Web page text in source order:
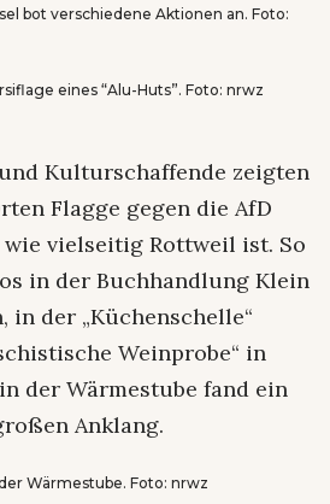
bot verschiedene Aktionen an. Foto:
eines “Alu-Huts”. Foto: nrwz
Kulturschaffende zeigten
Flagge gegen die AfD
vielseitig Rottweil ist. So
in der Buchhandlung Klein
in der „Küchenschelle“
Weinprobe“ in
der Wärmestube fand ein
Anklang.
Wärmestube. Foto: nrwz